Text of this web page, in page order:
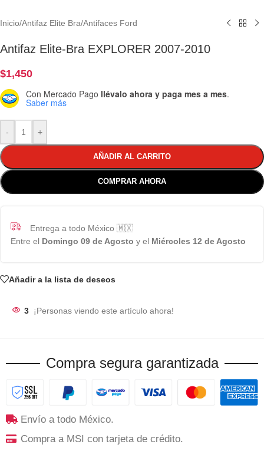
Inicio/Antifaz Elite Bra/Antifaces Ford
Antifaz Elite-Bra EXPLORER 2007-2010
$1,450
Con Mercado Pago llévalo ahora y paga mes a mes.
Saber más
- +
AÑADIR AL CARRITO
COMPRAR AHORA
Entrega a todo México 🇲🇽
Entre el Domingo 09 de Agosto y el Miércoles 12 de Agosto
Añadir a la lista de deseos
3 ¡Personas viendo este artículo ahora!
Compra segura garantizada
Envío a todo México.
Compra a MSI con tarjeta de crédito.